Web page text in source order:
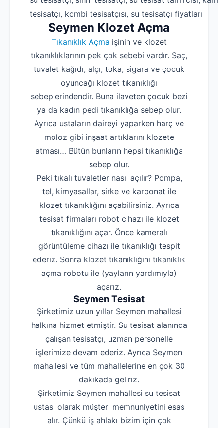
tesisatçı, kombi tesisatçısı, su tesisatçı fiyatları
Seymen Klozet Açma
Tıkanıklık Açma işinin ve klozet
tıkanıklıklarının pek çok sebebi vardır. Saç,
tuvalet kağıdı, alçı, toka, sigara ve çocuk
oyuncağı klozet tıkanıklığı
sebeplerindendir. Buna ilaveten çocuk bezi
ya da kadın pedi tıkanıklığa sebep olur.
Ayrıca ustaların daireyi yaparken harç ve
moloz gibi inşaat artıklarını klozete
atması… Bütün bunların hepsi tıkanıklığa
sebep olur.
Peki tıkalı tuvaletler nasıl açılır? Pompa,
tel, kimyasallar, sirke ve karbonat ile
klozet tıkanıklığını açabilirsiniz. Ayrıca
tesisat firmaları robot cihazı ile klozet
tıkanıklığını açar. Önce kameralı
görüntüleme cihazı ile tıkanıklığı tespit
ederiz. Sonra klozet tıkanıklığını tıkanıklık
açma robotu ile (yayların yardımıyla)
açarız.
Seymen Tesisat
Şirketimiz uzun yıllar Seymen mahallesi
halkına hizmet etmiştir. Su tesisat alanında
çalışan tesisatçı, uzman personelle
işlerimize devam ederiz. Ayrıca Seymen
mahallesi ve tüm mahallelerine en çok 30
dakikada geliriz.
Şirketimiz Seymen mahallesi su tesisat
ustası olarak müşteri memnuniyetini esas
alır. Çünkü iş ahlakı bizim için çok